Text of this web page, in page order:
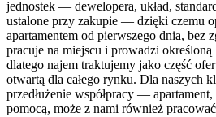
jednostek — dewelopera, układ,
ustalone przy zakupie — dzięki czemu
apartamentem od pierwszego dnia, bez
pracuje na miejscu i prowadzi określoną
dlatego najem traktujemy jako część
otwartą dla całego rynku. Dla naszych
przedłużenie współpracy —
pomocą, może z nami również